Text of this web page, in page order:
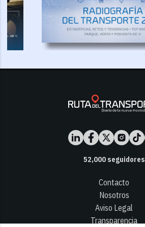
52,000seguidores
Contacto
Nosotros
Aviso Legal
Transparencia